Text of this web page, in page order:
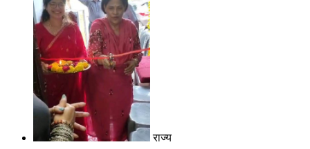
राज्य